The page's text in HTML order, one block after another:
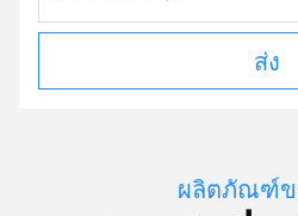
ส่ง
ผลิตภัณฑ์ข